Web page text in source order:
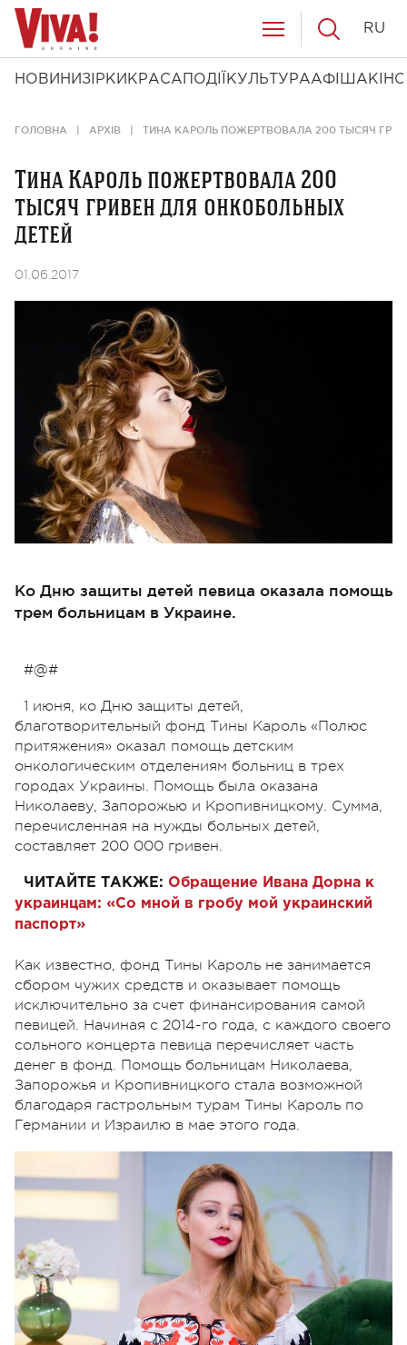
НОВИНИ ЗІРКИ КРАСА ПОДІЇ КУЛЬТУРААФІША КІНО
RU
ГОЛОВНА АРХІВ ТИНА КАРОЛЬ ПОЖЕРТВОВАЛА 200 ТЫСЯЧ
Тина Кароль пожертвовала 200
тысяч гривен для онкобольных
детей
01.06.2017
Ко Дню защиты детей певица оказала помощь
трем больницам в Украине.
#@#
1 июня, ко Дню защиты детей,
благотворительный фонд Тины Кароль «Полюс
притяжения» оказал помощь детским
онкологическим отделениям больниц в трех
городах Украины. Помощь была оказана
Николаеву, Запорожью и Кропивницкому. Сумма,
перечисленная на нужды больных детей,
составляет 200 000 гривен.
ЧИТАЙТЕ ТАКЖЕ: Обращение Ивана Дорна к
украинцам: «Со мной в гробу мой украинский
паспорт»
Как известно, фонд Тины Кароль не занимается
сбором чужих средств и оказывает помощь
исключительно за счет финансирования самой
певицей. Начиная с 2014-го года, с каждого своего
сольного концерта певица перечисляет часть
денег в фонд. Помощь больницам Николаева,
Запорожья и Кропивницкого стала возможной
благодаря гастрольным турам Тины Кароль по
Германии и Израилю в мае этого года.